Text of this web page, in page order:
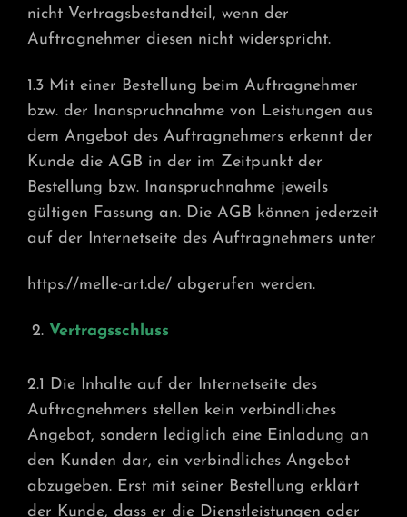
nicht Vertragsbestandteil, wenn der
Auftragnehmer diesen nicht widerspricht.
1.3 Mit einer Bestellung beim Auftragnehmer
bzw. der Inanspruchnahme von Leistungen aus
dem Angebot des Auftragnehmers erkennt der
Kunde die AGB in der im Zeitpunkt der
Bestellung bzw. Inanspruchnahme jeweils
gültigen Fassung an. Die AGB können jederzeit
auf der Internetseite des Auftragnehmers unter
https://melle-art.de/ abgerufen werden.
Vertragsschluss
2.1 Die Inhalte auf der Internetseite des
Auftragnehmers stellen kein verbindliches
Angebot, sondern lediglich eine Einladung an
den Kunden dar, ein verbindliches Angebot
abzugeben. Erst mit seiner Bestellung erklärt
der Kunde, dass er die Dienstleistungen oder